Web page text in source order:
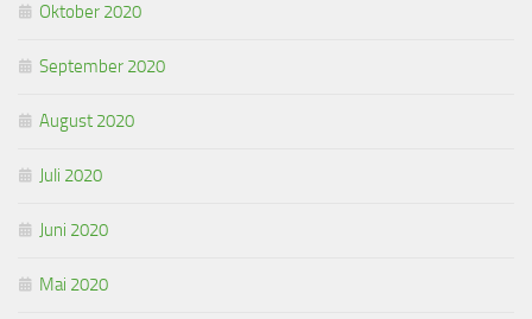
Oktober 2020
September 2020
August 2020
Juli 2020
Juni 2020
Mai 2020